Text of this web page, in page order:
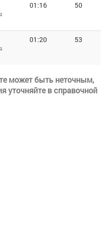
01:16 50
01:20 53
может быть неточным,
уточняйте в справочной